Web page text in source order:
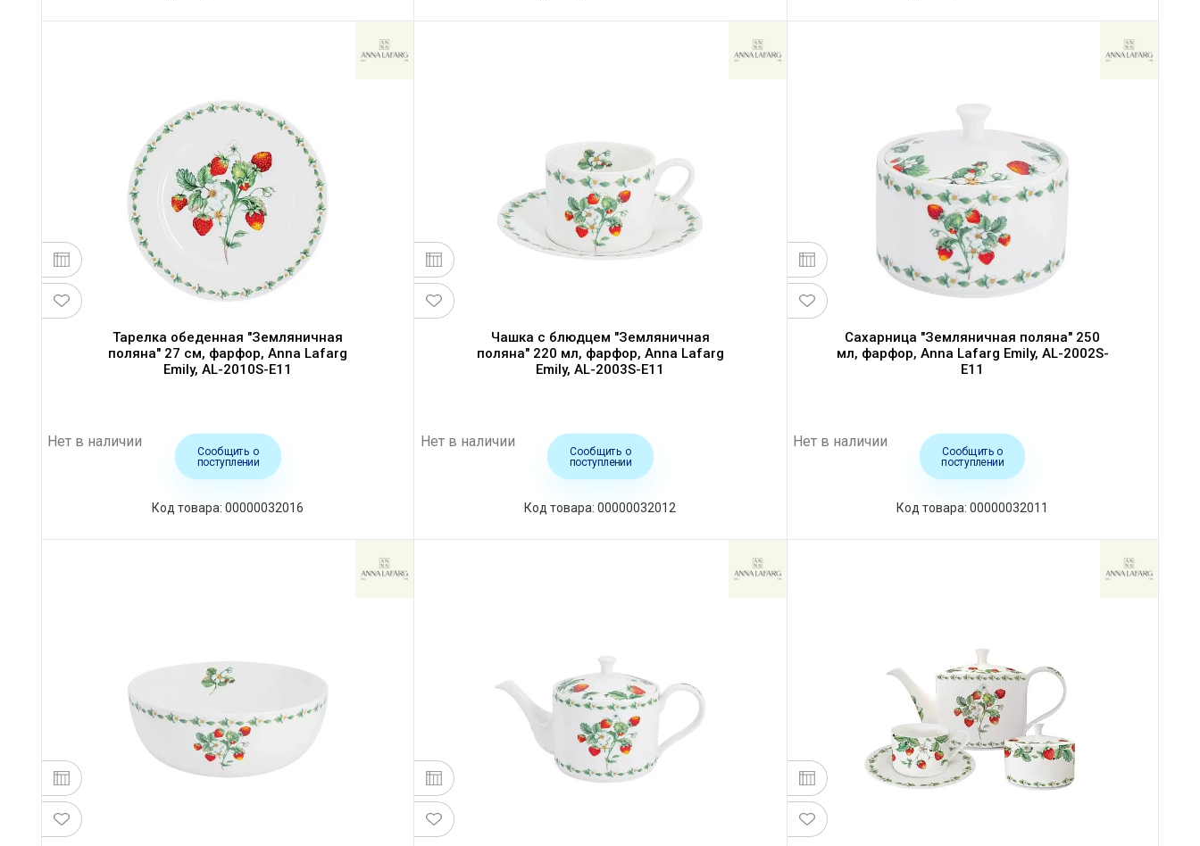
Тарелка обеденная "Земляничная
поляна" 27 см, фарфор, Anna Lafarg
Emily, AL-2010S-E11
Нет в наличии
Сообщить о
поступлении
Код товара: 00000032016
Чашка с блюдцем "Земляничная
поляна" 220 мл, фарфор, Anna Lafarg
Emily, AL-2003S-E11
Нет в наличии
Сообщить о
поступлении
Код товара: 00000032012
Сахарница "Земляничная поляна" 250
мл, фарфор, Anna Lafarg Emily, AL-2002S-
E11
Нет в наличии
Сообщить о
поступлении
Код товара: 00000032011